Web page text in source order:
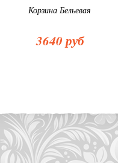
Корзина Бельевая
3640 руб